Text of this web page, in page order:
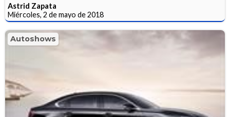
Astrid Zapata
Miércoles, 2 de mayo de 2018
Autoshows